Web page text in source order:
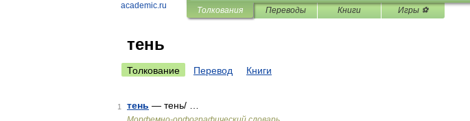
academic.ru Толкования Переводы Книги Игры ⚽
тень
Толкование Перевод Книги
1 тень — тень/ …